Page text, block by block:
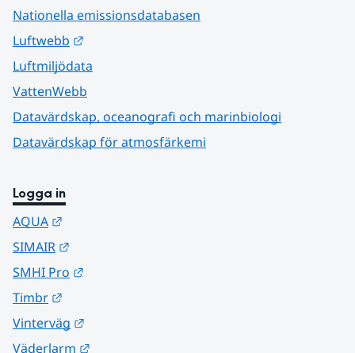
Nationella emissionsdatabasen
Luftwebb
Luftmiljödata
VattenWebb
Datavärdskap, oceanografi och marinbiologi
Datavärdskap för atmosfärkemi
Logga in
AQUA
SIMAIR
SMHI Pro
Timbr
Vinterväg
Väderlarm